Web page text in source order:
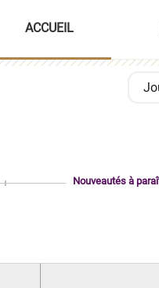
ACCUEIL
Nouveautés à